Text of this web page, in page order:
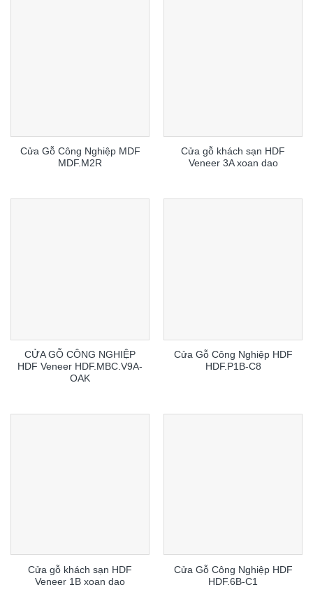
Cửa Gỗ Công Nghiệp MDF
MDF.M2R
Cửa gỗ khách sạn HDF
Veneer 3A xoan dao
CỬA GỖ CÔNG NGHIỆP
HDF Veneer HDF.MBC.V9A-
OAK
Cửa Gỗ Công Nghiệp HDF
HDF.P1B-C8
Cửa gỗ khách sạn HDF
Veneer 1B xoan dao
Cửa Gỗ Công Nghiệp HDF
HDF.6B-C1